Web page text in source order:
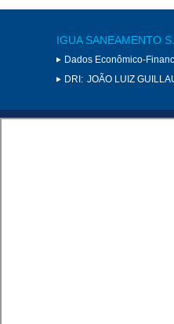
IGUA SANEAMENTO
Dados Econômico-
DRI: JOÃO LUIZ